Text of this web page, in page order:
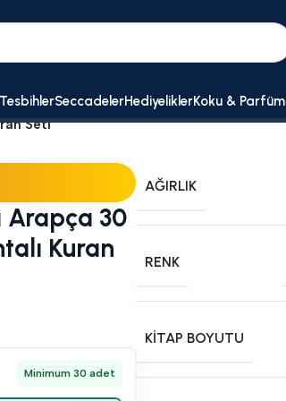
TesbihlerSeccadelerHediyeliklerKoku & Parfüm
Seti
Arapça 30
Kuran
Minimum 30 adet
AĞIRLIK
RENK
KITAP BOYUTU